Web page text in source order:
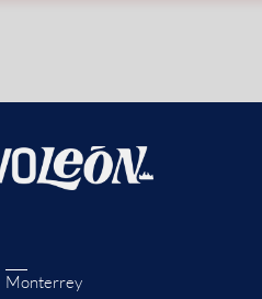
Monterrey